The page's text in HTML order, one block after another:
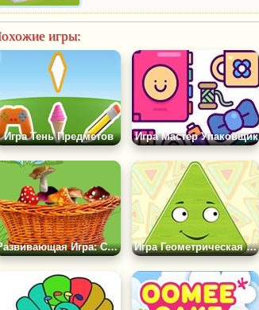
игры:
Игра Тень Предметов Игра Мастер Упаковщик
Развивающая Игра: Сложи В Корзинку Игра Геометрическая Фигура Треугольник